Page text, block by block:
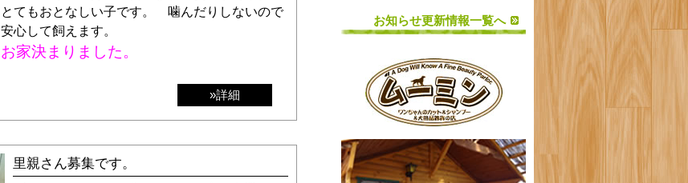
とてもおとなしい子です。 噛んだりしないので
安心して飼えます。
お家決まりました。
»詳細
里親さん募集です。
お知らせ更新情報一覧へ